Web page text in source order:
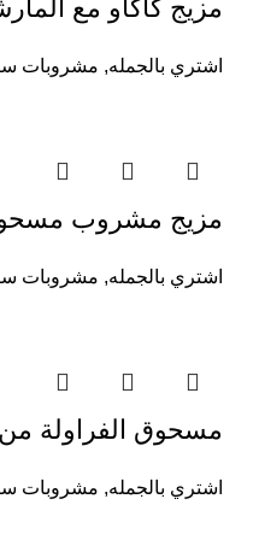
مزيج كاكاو مع
اشتري بالجمله, مشروبات
مزيج مشروب
اشتري بالجمله, مشروبات
مسحوق الفراولة
اشتري بالجمله, مشروبات